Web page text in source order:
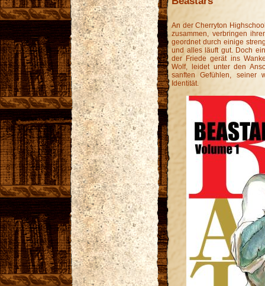
An der Cherryton
zusammen, verbringen
geordnet durch einige
und alles läuft gut. Doch
der Friede gerät ins
Wolf, leidet unter den
sanften Gefühlen, seiner
Identität.